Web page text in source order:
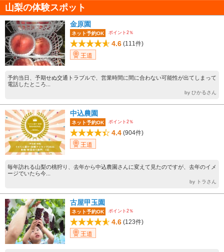
山梨の体験スポット
金原園
ネット予約OK ポイント2％
4.6 (111件)
王道
予約当日、予期せぬ交通トラブルで、営業時間に間に合わない可能性が出てしまって
電話したところ...
by ひかるさん
中込農園
ネット予約OK ポイント2％
4.4 (904件)
王道
毎年訪れる山梨の桃狩り、去年から中込農園さんに変えて見たのですが、去年のイメ
ージでいたら今...
by トラさん
古屋甲玉園
ネット予約OK ポイント2％
4.6 (123件)
王道